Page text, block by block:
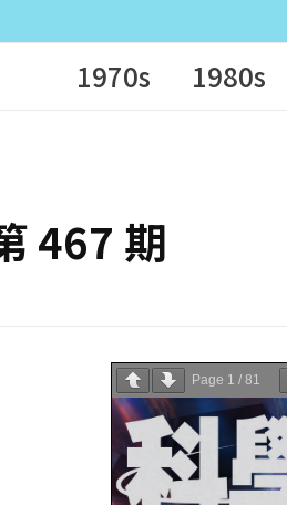
1970s 1980s
467 期
Page 1 / 81